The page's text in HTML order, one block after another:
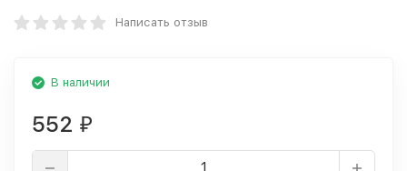
Написать отзыв
В наличии
552 ₽